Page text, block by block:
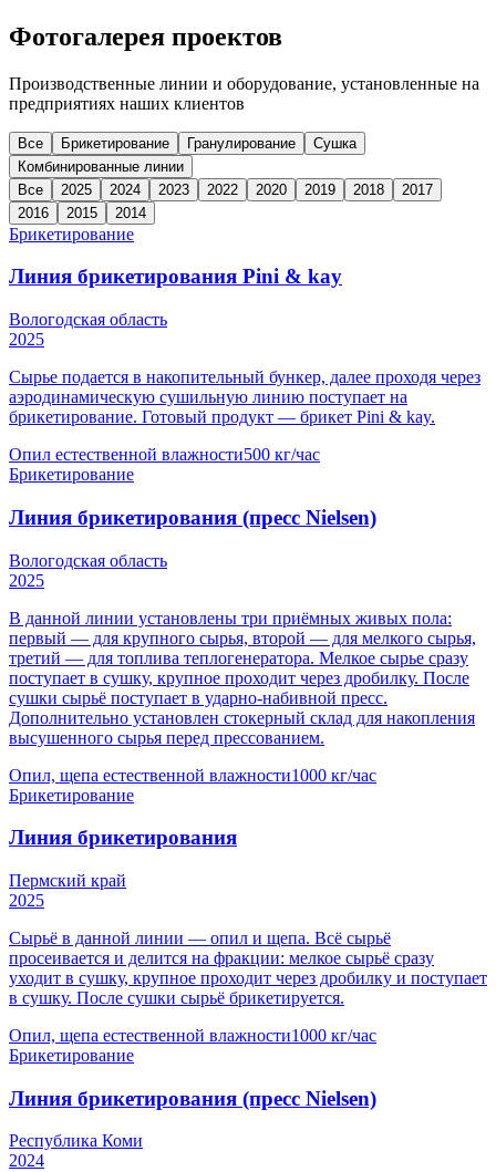
Фотогалерея проектов
Производственные линии и оборудование, установленные на
предприятиях наших клиентов
Все Брикетирование Гранулирование
Сушка
Комбинированные линии
Все
2025 2024 2023 2022 2020 2019 2018
2017
2016
2015 2014
Брикетирование
Линия брикетирования Pini & kay
Вологодская область
2025
Сырье подается в накопительный бункер, далее проходя через
аэродинамическую сушильную линию поступает на
брикетирование. Готовый продукт — брикет Pini & kay.
Опил естественной влажности500 кг/час
Брикетирование
Линия брикетирования (пресс Nielsen)
Вологодская область
2025
В данной линии установлены три приёмных живых пола:
первый — для крупного сырья, второй — для мелкого сырья,
третий — для топлива теплогенератора. Мелкое сырье сразу
поступает в сушку, крупное проходит через дробилку. После
сушки сырьё поступает в ударно-набивной пресс.
Дополнительно установлен стокерный склад для накопления
высушенного сырья перед прессованием.
Опил, щепа естественной влажности1000 кг/час
Брикетирование
Линия брикетирования
Пермский край
2025
Сырьё в данной линии — опил и щепа. Всё сырьё
просеивается и делится на фракции: мелкое сырьё сразу
уходит в сушку, крупное проходит через дробилку и поступает
в сушку. После сушки сырьё брикетируется.
Опил, щепа естественной влажности1000 кг/час
Брикетирование
Линия брикетирования (пресс Nielsen)
Республика Коми
2024